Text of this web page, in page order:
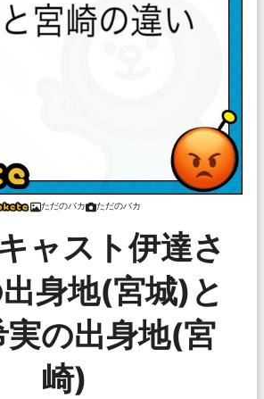
ただのバカ ただのバカ
ャスト伊達さ
身地(宮城)と
実の出身地(宮
崎)